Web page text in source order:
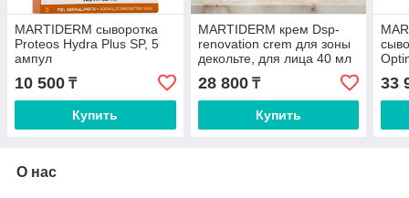
MARTIDERM сыворотка
Proteos Hydra Plus SP, 5
ампул
10 500 ₸
Купить
MARTIDERM крем Dsp-
renovation crem для зоны
декольте, для лица 40 мл
28 800₸
Купить
по
33
О нас